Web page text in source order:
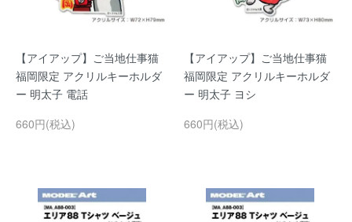
【アイアップ】ご当地仕事猫
福岡限定 アクリルキーホルダ
ー 明太子 電話
660円(税込)
【アイアップ】ご当地仕事猫
福岡限定 アクリルキーホルダ
ー 明太子 ヨシ
660円(税込)